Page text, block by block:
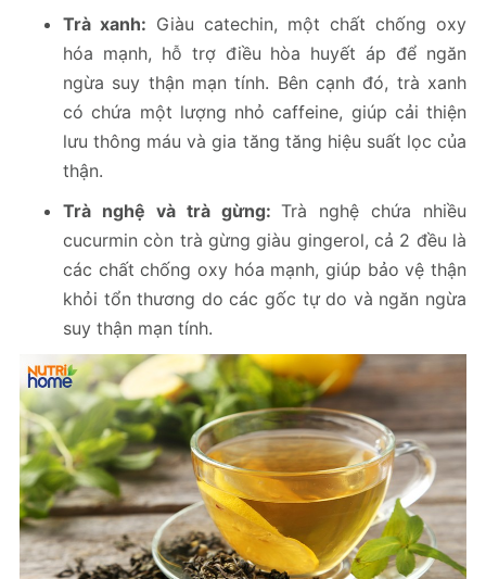
Trà xanh: Giàu catechin, một chất chống oxy
hóa mạnh, hỗ trợ điều hòa huyết áp để ngăn
ngừa suy thận mạn tính. Bên cạnh đó, trà xanh
có chứa một lượng nhỏ caffeine, giúp cải thiện
lưu thông máu và gia tăng tăng hiệu suất lọc của
thận.
Trà nghệ và trà gừng:Trà nghệ chứa nhiều
cucurmin còn trà gừng giàu gingerol, cả 2 đều là
các chất chống oxy hóa mạnh, giúp bảo vệ thận
khỏi tổn thương do các gốc tự do và ngăn ngừa
suy thận mạn tính.